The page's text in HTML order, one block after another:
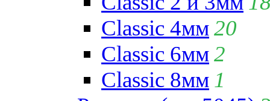
Classic 4мм20
Classic 6мм2
Classic 8мм 1